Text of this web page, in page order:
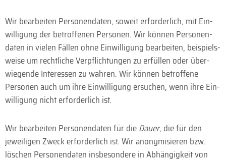
Wir bearbeiten Personen­daten, soweit erforderlich, mit Ein­
willigung der betroffenen Personen. Wir können Personen­
daten in vielen Fällen ohne Ein­willigung bearbeiten, beispiels­
weise um rechtliche Ver­pflichtungen zu erfüllen oder über­
wiegende Interessen zu wahren. Wir können betroffene
Personen auch um ihre Ein­willigung ersuchen, wenn ihre Ein­
willigung nicht erforder­lich ist.
Wir bearbeiten Personen­daten für dieDauer, die für den
jeweiligen Zweck erforderlich ist. Wir anonymisieren bzw.
löschen Personen­daten insbesondere in Abhängigkeit von